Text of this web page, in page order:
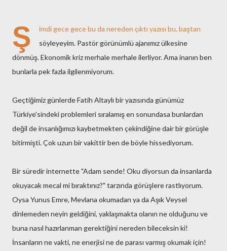
Ş
imdi gece gece bu da nereden çıktı yazısı bu, baştan
söyleyeyim. Pastör görünümlü ajanımız ülkesine
dönmüş. Ekonomik kriz merhale merhale ilerliyor. Ama inanın ben
bunlarla pek fazla ilgilenmiyorum.
Geçtiğimiz günlerde Fatih Altaylı bir yazısında günümüz
Türkiye'sindeki problemleri sıralamış en sonundasa bunlardan
değil de insanlığımızı kaybetmekten çekindiğine dair bir görüşle
bitirmişti. Çok uzun bir vakittir ben de böyle hissediyorum.
Bir süredir internette "Adam sende! Oku diyorsun da insanlarda
okuyacak mecal mi bıraktınız?" tarzında görüşlere rastlıyorum.
Oysa Yunus Emre, Mevlana okumadan ya da Aşık Veysel
dinlemeden neyin geldiğini, yaklaşmakta olanın ne olduğunu ve
buna nasıl hazırlanman gerektiğini nereden bileceksin ki!
İnsanların ne vakti, ne enerjisi ne de parası varmış okumak için!